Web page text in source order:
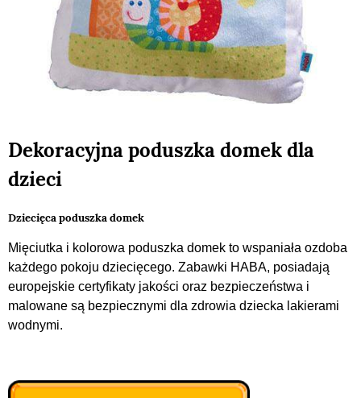
Dekoracyjna poduszka domek dla
dzieci
Dziecięca poduszka domek
Mięciutka i kolorowa poduszka domek to wspaniała ozdoba
każdego pokoju dziecięcego. Zabawki HABA, posiadają
europejskie certyfikaty jakości oraz bezpieczeństwa i
malowane są bezpiecznymi dla zdrowia dziecka lakierami
wodnymi.